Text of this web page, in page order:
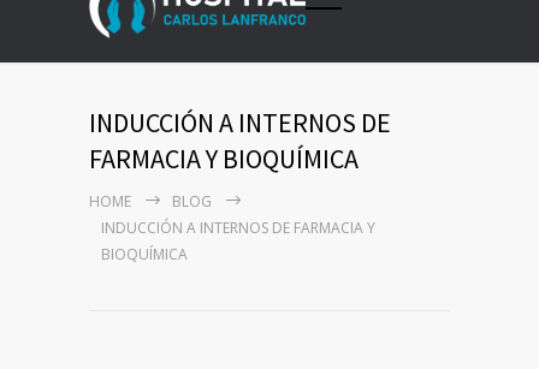
INDUCCIÓN A INTERNOS DE
FARMACIA Y BIOQUÍMICA
HOME
BLOG
INDUCCIÓN A INTERNOS DE FARMACIA Y
BIOQUÍMICA